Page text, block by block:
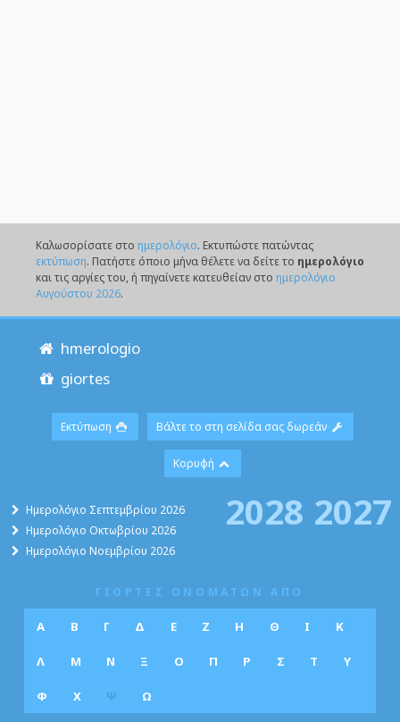
Καλωσορίσατε στο ημερολόγιο. Eκτυπώστε πατώντας
εκτύπωση. Πατήστε όποιο μήνα θέλετε να δείτε το ημερολόγιο
και τις αργίες του, ή πηγαίνετε κατευθείαν στο ημερολόγιο
Αυγούστου 2026.
hmerologio
giortes
Εκτύπωση Βάλτε το στη σελίδα σας δωρεάν
Κορυφή
Ημερολόγιο Σεπτεμβρίου 2026
Ημερολόγιο Οκτωβρίου 2026
Ημερολόγιο Νοεμβρίου 2026
2027
2028
ΓΙΟΡΤΕΣ ΟΝΟΜΑΤΩΝ ΑΠΟ
Α Β Γ Δ Ε Ζ Η Θ Ι Κ
Λ Μ Ν Ξ Ο Π Ρ Σ Τ Υ
Φ Χ Ψ Ω